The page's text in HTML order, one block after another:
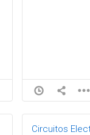
Circuitos